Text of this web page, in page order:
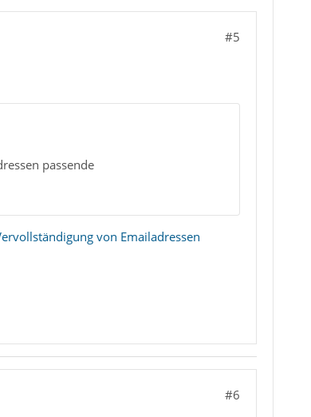
#5
passende
von Emailadressen
#6